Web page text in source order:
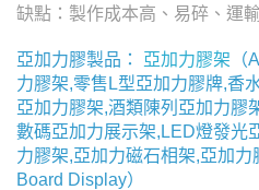
缺點：製作成本高、易碎、運
亞加力膠製品： 亞加力膠架
力膠架,零售L型亞加力膠牌,香
亞加力膠架,酒類陳列亞加力膠
數碼亞加力展示架,LED燈發光
力膠架,亞加力磁石相架,亞加
Board Display）